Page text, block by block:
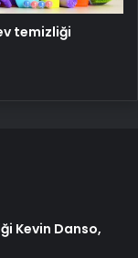
temizliği
Kevin Danso,